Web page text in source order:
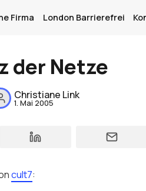
Über mich
Meine Firma
Kontakt
Firma London Barrierefrei
der Netze
Christiane Link
1. Mai 2005
cult7: